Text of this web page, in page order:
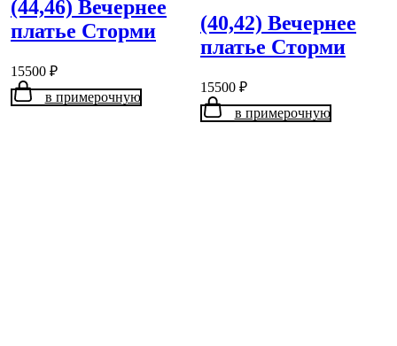
(44,46) Вечернее
платье Сторми
15500 ₽
в примерочную
(40,42) Вечернее
платье Сторми
15500 ₽
в примерочную